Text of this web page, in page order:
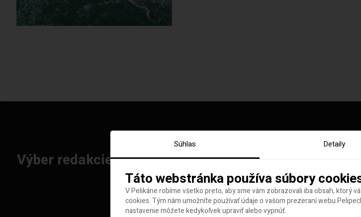
Výber redakcie: Najlepšie letenky tohto týždňa
Súhlas Detaily
Táto webstránka používa súbory
V Pelikáne robíme všetko preto, aby sme vám zobrazovali iba obsah, ktorý
cookies. Tým nám umožníte používať údaje o vašom prezeraní webu
nastavenie môžete kedykoľvek upraviť alebo vypnúť.